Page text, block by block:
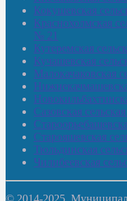
Кокушевская
Краснохолмская
№ 21
Кутеремская
Кучашевская
Малокачаковская
Сазовская
Старояшевская
Тюльдинская
Чилибеевская